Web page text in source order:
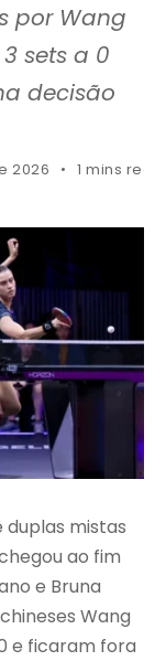
por Wang
sets a 0
decisão
2026 1 mins read
mistas
ao fim
e Bruna
Wang
e ficaram fora